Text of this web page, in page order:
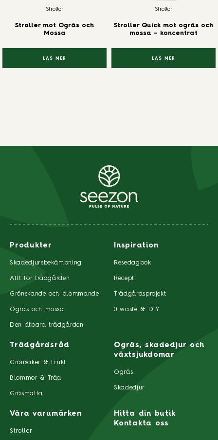
Stroller
Stroller mot Ogräs och
Mossa
LÄS MER
Stroller
Stroller Quick mot ogräs och
mossa – koncentrat
LÄS MER
Produkter
Skadedjursbekämpning
Allt för trädgården
Grönskande och blommande
Ogräs och mossa
Den ätbara trädgården
Inspiration
Resedagbok
Recept
Trädgårdsprojekt
0 waste & DIY
Trädgårdsråd
Grönsaker & Frukt
Blommor & Träd
Gräsmatta
Ogräs, skadedjur och
växtsjukdomar
Ogräs
Skadedjur
Våra varumärken
Stroller
Hitta din butik
Kontakta oss